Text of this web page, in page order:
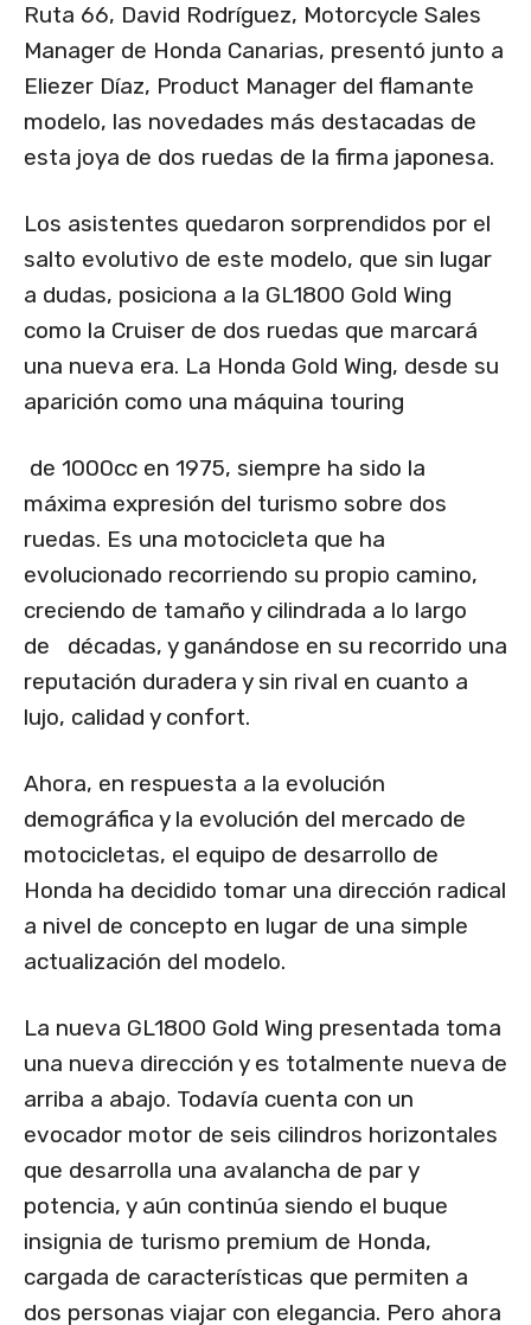
Ruta 66, David Rodríguez, Motorcycle Sales
Manager de Honda Canarias, presentó junto a
Eliezer Díaz, Product Manager del flamante
modelo, las novedades más destacadas de
esta joya de dos ruedas de la firma japonesa.
Los asistentes quedaron sorprendidos por el
salto evolutivo de este modelo, que sin lugar
a dudas, posiciona a la GL1800 Gold Wing
como la Cruiser de dos ruedas que marcará
una nueva era. La Honda Gold Wing, desde su
aparición como una máquina ​touring
​ de 1000cc en 1975, siempre ha sido la
máxima expresión del turismo sobre dos
ruedas. Es una motocicleta que ha
evolucionado recorriendo su propio camino,
creciendo de tamaño y cilindrada a lo largo
de décadas, y ganándose en su recorrido una
reputación duradera y sin rival en cuanto a
lujo, calidad y confort.
Ahora, en respuesta a la evolución
demográfica y la evolución del mercado de
motocicletas, el equipo de desarrollo de
Honda ha decidido tomar una dirección radical
a nivel de concepto en lugar de una simple
actualización del modelo.
La nueva GL1800 Gold Wing presentada toma
una nueva dirección y es totalmente nueva de
arriba a abajo. Todavía cuenta con un
evocador motor de seis cilindros horizontales
que desarrolla una avalancha de par y
potencia, y aún continúa siendo el buque
insignia de turismo premium de Honda,
cargada de características que permiten a
dos personas viajar con elegancia. Pero ahora